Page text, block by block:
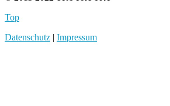
Top
Datenschutz | Impressum